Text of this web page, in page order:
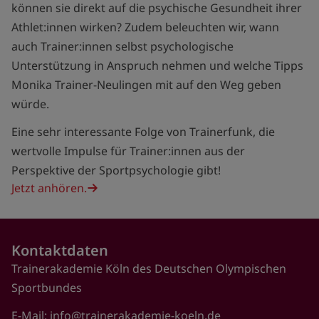
können sie direkt auf die psychische Gesundheit ihrer
Athlet:innen wirken? Zudem beleuchten wir, wann
auch Trainer:innen selbst psychologische
Unterstützung in Anspruch nehmen und welche Tipps
Monika Trainer-Neulingen mit auf den Weg geben
würde.
Eine sehr interessante Folge von Trainerfunk, die
wertvolle Impulse für Trainer:innen aus der
Perspektive der Sportpsychologie gibt!
Jetzt anhören.
Kontaktdaten
Trainerakademie Köln des Deutschen Olympischen
Sportbundes
E-Mail: info@trainerakademie-koeln.de